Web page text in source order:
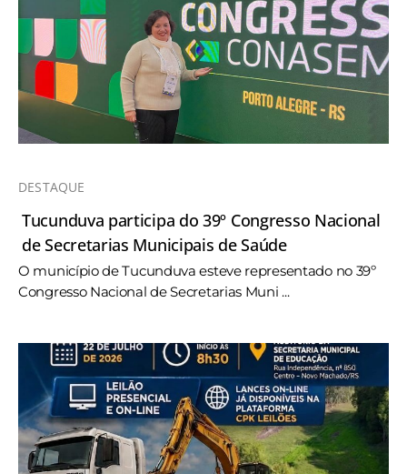
DESTAQUE
Tucunduva participa do 39º Congresso Nacional
de Secretarias Municipais de Saúde
O município de Tucunduva esteve representado no 39º
Congresso Nacional de Secretarias Muni ...